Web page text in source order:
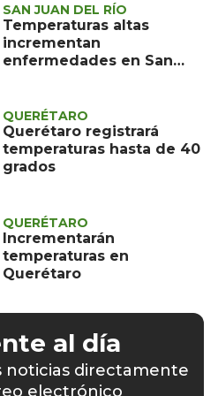
SAN JUAN DEL RÍO
Temperaturas altas
incrementan
enfermedades en San
QUERÉTARO
Querétaro registrará
temperaturas hasta de 40
grados
QUERÉTARO
Incrementarán
temperaturas en
Querétaro
al día
noticias directamente
electrónico